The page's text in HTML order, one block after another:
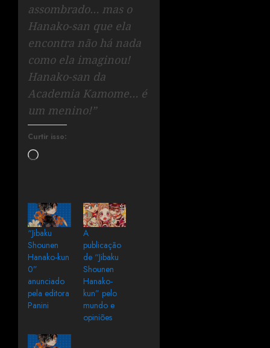
assombrado… mas o
Hanako-san que ela
encontra não há nada
como ela imaginou!
Hanako-san da
Academia Kamome… é
um menino!”
Curtir isso:
“Jibaku
Shounen
Hanako-kun
0”
anunciado
pela editora
Panini
A
publicação
de “Jibaku
Shounen
Hanako-
kun” pelo
mundo e
opiniões